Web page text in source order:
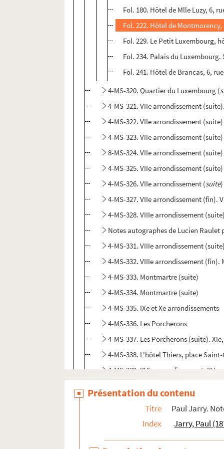
Fol. 180. Hôtel de Mlle Luzy, 6,
Fol. 222. Hôtel de
Fol. 229. Le Petit Luxembourg,
Fol. 234. Palais du
Fol. 241. Hôtel de Brancas, 6,
4-MS-320. Quartier du Luxembourg (
4-MS-321. VIIe arrondissement
4-MS-322. VIIe arrondissement (suite)
4-MS-323. VIIe arrondissement (suite)
8-MS-324. VIIe arrondissement (suite)
4-MS-325. VIIe arrondissement (suite)
4-MS-326. VIIe arrondissement (suite)
4-MS-327. VIIe arrondissement (fin).
4-MS-328. VIIIe arrondissement
Notes autographes de Lucien
4-MS-331. VIIIe arrondissement
4-MS-332. VIIIe arrondissement (fin).
4-MS-333. Montmartre (suite)
4-MS-334. Montmartre (suite)
4-MS-335. IXe et Xe arrondissements
4-MS-336. Les Porcherons
4-MS-337. Les Porcherons (suite).
4-MS-338. L'hôtel Thiers, place Saint-
4-MS-339. XVIe arrondissement.
Paul Jarry. « En marge du vieux Paris.
8-MS-350. Paul Jarry. « Vestiges du
Présentation du contenu
Titre
Paul Jarry.
Index
Jarry, Paul